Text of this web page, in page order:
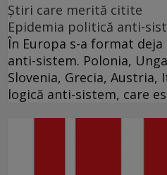
Ştiri care merită citite
Epidemia politică anti-
În Europa s-a format
anti-sistem. Polonia,
Slovenia, Grecia,
logică anti-sistem, care